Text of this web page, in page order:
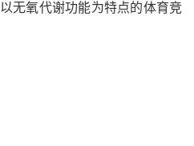
无氧代谢功能为特点的体育竞